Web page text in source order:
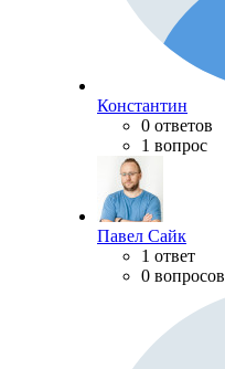
Константин
0 ответов
1 вопрос
Павел Сайк
1 ответ
0 вопросов